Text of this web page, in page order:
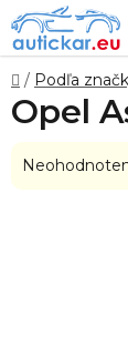
Prejsť
na
obsah
Domov
/ Podľa
Opel
Priemerné